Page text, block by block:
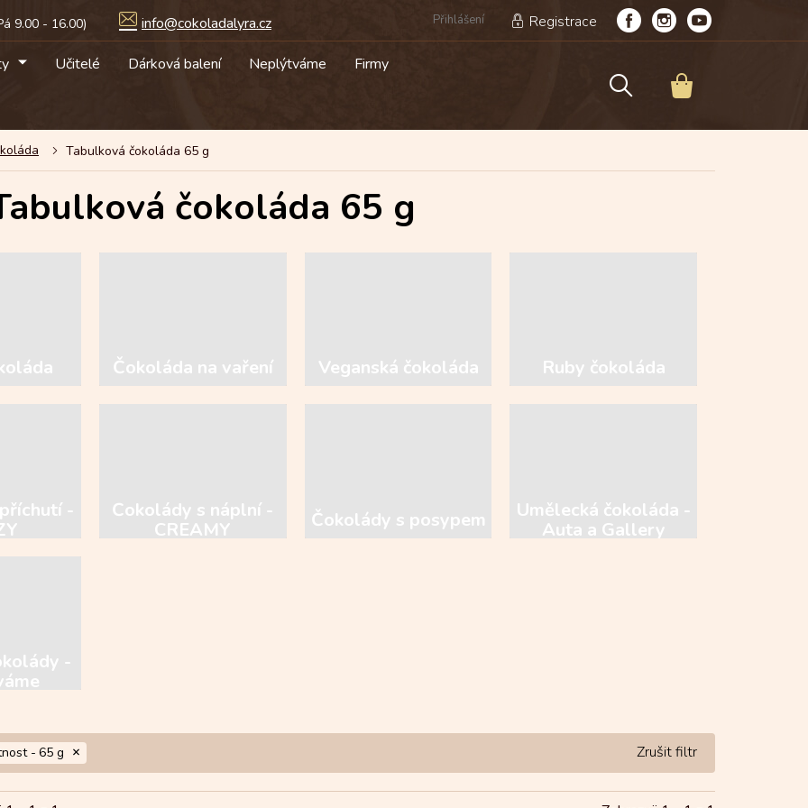
info@cokoladalyra.cz Přihlášení Registrace
NÁKUPNÍ
Učitelé Dárková balení Neplýtváme Firmy
Tabulková čokoláda 65 g
čokoláda 65 g
Čokoláda na vaření Veganská čokoláda Ruby čokoláda
-
Čokolády s náplní -
CREAMY
Čokolády s posypem
Umělecká čokoláda -
Auta a Gallery
-
- 65 g